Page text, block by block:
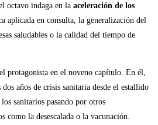
octavo indaga en la aceleración de los
aplicada en consulta, la generalización del
saludables o la calidad del tiempo de
protagonista en el noveno capítulo. En él,
años de crisis sanitaria desde el estallido
sanitarios pasando por otros
como la desescalada o la vacunación.